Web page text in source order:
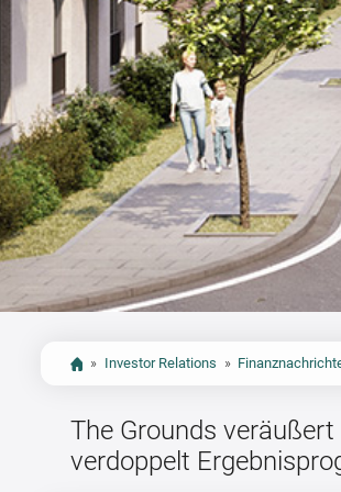
» Investor Relations »
The Grounds
verdoppelt